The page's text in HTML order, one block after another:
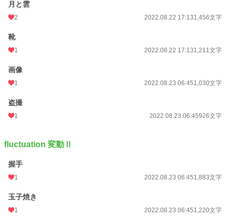
月と雲
2 2022.08.22 17:131,456文字
靴
1 2022.08.22 17:131,211文字
画像
1 2022.08.23 06:451,030文字
盗撮
1 2022.08.23 06:45926文字
fluctuation 変動Ⅱ
握手
1 2022.08.23 06:451,883文字
玉子焼き
1 2022.08.23 06:451,220文字